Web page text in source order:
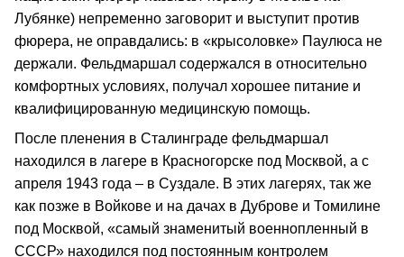
Лубянке) непременно заговорит и выступит против
фюрера, не оправдались: в «крысоловке» Паулюса не
держали. Фельдмаршал содержался в относительно
комфортных условиях, получал хорошее питание и
квалифицированную медицинскую помощь.
После пленения в Сталинграде фельдмаршал
находился в лагере в Красногорске под Москвой, а с
апреля 1943 года – в Суздале. В этих лагерях, так же
как позже в Войкове и на дачах в Дуброве и Томилине
под Москвой, «самый знаменитый военнопленный в
СССР» находился под постоянным контролем